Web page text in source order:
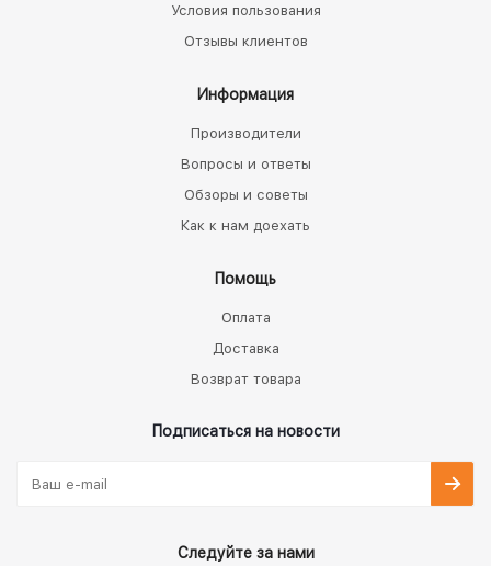
Условия пользования
Отзывы клиентов
Информация
Производители
Вопросы и ответы
Обзоры и советы
Как к нам доехать
Помощь
Оплата
Доставка
Возврат товара
Подписаться на новости
Следуйте за нами